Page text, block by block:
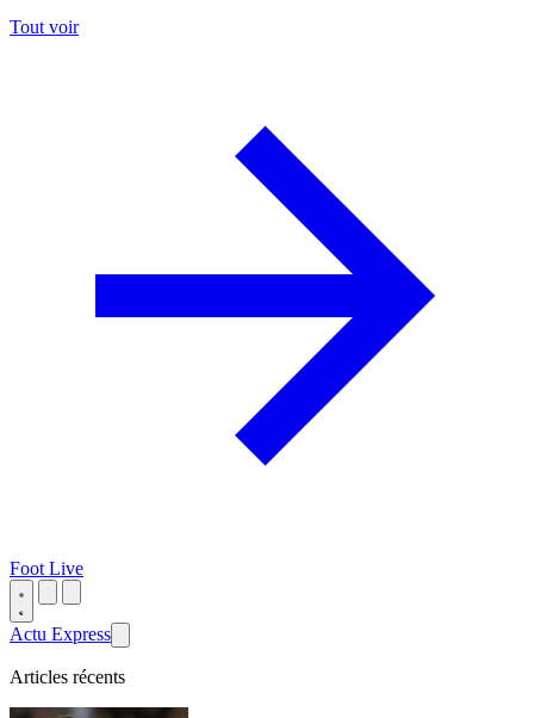
Tout voir
Foot Live
Actu Express
Articles récents